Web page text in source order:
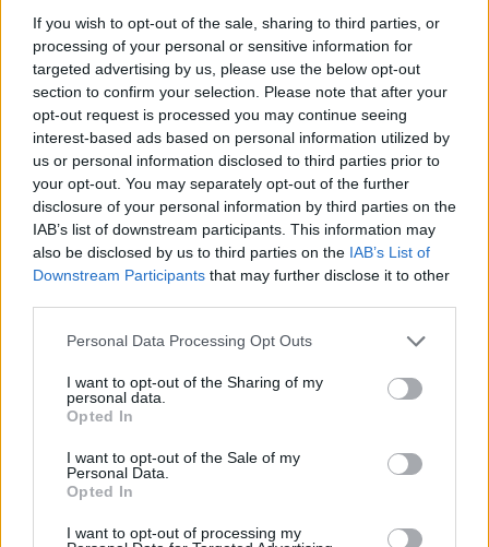
If you wish to opt-out of the sale, sharing to third parties, or
processing of your personal or sensitive information for
targeted advertising by us, please use the below opt-out
section to confirm your selection. Please note that after your
opt-out request is processed you may continue seeing
interest-based ads based on personal information utilized by
us or personal information disclosed to third parties prior to
your opt-out. You may separately opt-out of the further
disclosure of your personal information by third parties on the
IAB’s list of downstream participants. This information may
also be disclosed by us to third parties on the IAB’s List of
Downstream Participants that may further disclose it to other
Personal Data Processing Opt Outs
I want to opt-out of the Sharing of my
personal data.
Opted In
I want to opt-out of the Sale of my
Personal Data.
Opted In
I want to opt-out of processing my
në Peqin mes qindra
spektatorësh, ndalesa e radhës
në Kavajë